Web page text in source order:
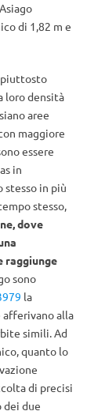
di 1,82 m e
piuttosto
loro densità
aree
maggiore
essere
in
stesso in più
stesso,
dove
raggiunge
sono
la
afferivano alla
simili. Ad
quanto lo
di precisi
due